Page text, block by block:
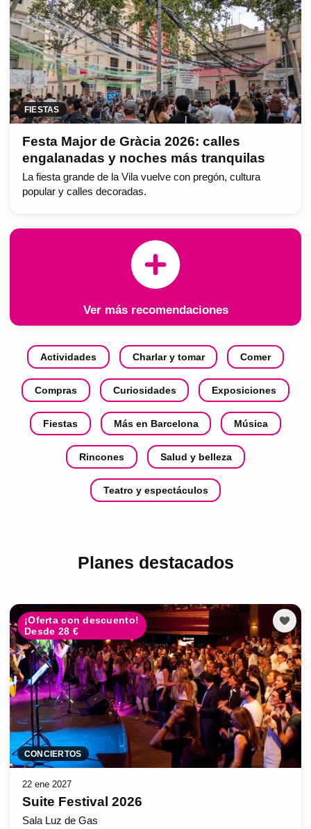
FIESTAS
Festa Major de Gràcia 2026: calles
engalanadas y noches más tranquilas
La fiesta grande de la Vila vuelve con pregón, cultura
popular y calles decoradas.
Ver más recomendaciones
Actividades Charlar y tomar Comer
Compras Curiosidades Exposiciones
Fiestas Más en Barcelona Música
Rincones Salud y belleza
Teatro y espectáculos
Planes destacados
¡Oferta con descuento!
Desde 28 €
CONCIERTOS
22 ene 2027
Suite Festival 2026
Sala Luz de Gas